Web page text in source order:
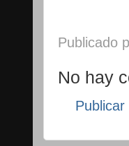
Publicado
No hay